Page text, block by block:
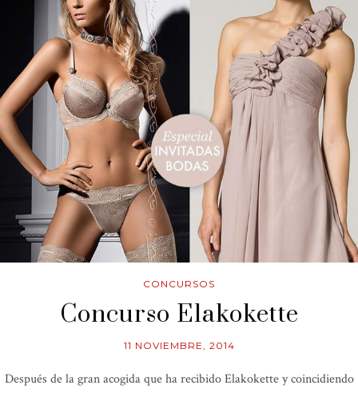
CONCURSOS
Concurso Elakokette
11 NOVIEMBRE, 2014
Después de la gran acogida que ha recibido Elakokette y coincidiendo